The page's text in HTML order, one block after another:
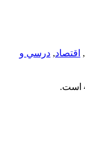
, اقتصاد, درسي و